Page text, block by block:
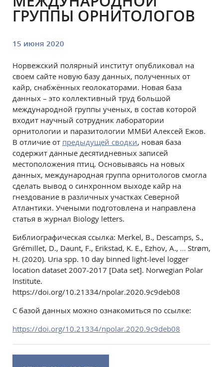
ГРУППЫ ОРНИТОЛОГОВ
15 июня 2020
Норвежский полярный институт опубликовал на
своем сайте новую базу данных, полученных от
кайр, снабжённых геолокаторами. Новая база
данных – это коллективный труд большой
международной группы ученых, в состав которой
входит научный сотрудник лаборатории
орнитологии и паразитологии ММБИ Алексей Ежов.
В отличие от предыдущей сводки, новая база
содержит данные десятидневных записей
местоположения птиц. Основываясь на новых
данных, международная группа орнитологов смогла
сделать вывод о синхронном выходе кайр на
гнездование в различных участках Северной
Атлантики. Учеными подготовлена и направлена
статья в журнал Biology letters.
Библиографическая ссылка: Merkel, B., Descamps, S.,
Grémillet, D., Daunt, F., Erikstad, K. E., Ezhov, A., … Strøm,
H. (2020). Uria spp. 10 day binned light-level logger
location dataset 2007-2017 [Data set]. Norwegian Polar
Institute.
https://doi.org/10.21334/npolar.2020.9c9deb08
С базой данных можно ознакомиться по ссылке:
https://doi.org/10.21334/npolar.2020.9c9deb08